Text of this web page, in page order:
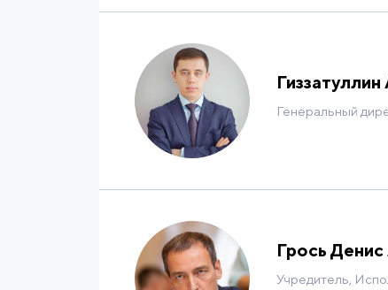
инвестиционных проектов
проектов. 2014–2015 –
макроэкономического
заместителя директора Фонда
Российского экспортного
экономического развития
Генеральный
Грось
Учредитель,